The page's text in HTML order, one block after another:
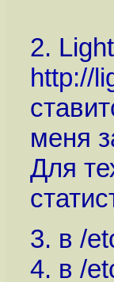
2.
http://
меня
Для
3. в /
4. в /